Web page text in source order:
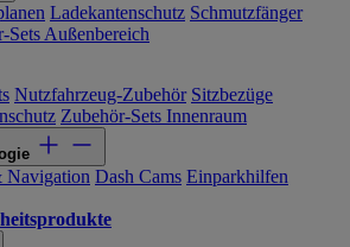
Ladekantenschutz Schmutzfänger
Sets Außenbereich
Nutzfahrzeug-Zubehör Sitzbezüge
Zubehör-Sets Innenraum
Navigation Dash Cams Einparkhilfen